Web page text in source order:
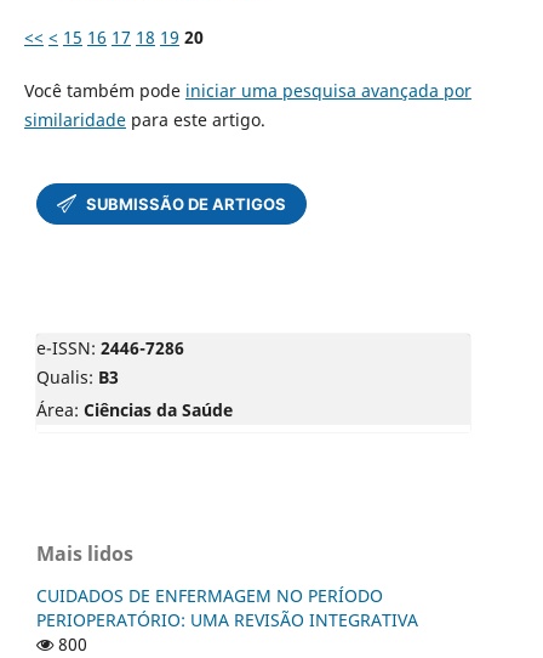
<< < 15 16 17 18 19 20
Você também pode iniciar uma pesquisa avançada por
similaridadepara este artigo.
e-ISSN: 2446-7286
Qualis: B3
Área: Ciências da Saúde
Mais lidos
CUIDADOS DE ENFERMAGEM NO PERÍODO
PERIOPERATÓRIO: UMA REVISÃO INTEGRATIVA
800